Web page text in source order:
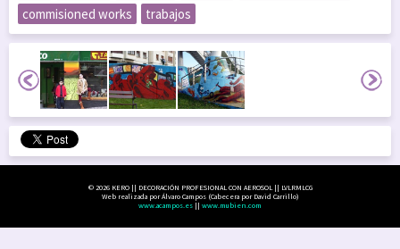
commisioned works
trabajos
© 2026 KERO || DECORACIÓN PROFESIONAL CON AEROSOL || LVLRMLCG
Web realizada por Álvaro Campos (Cabecera por David Carrillo)
www.acampos.es || www.mubien.com